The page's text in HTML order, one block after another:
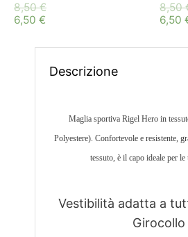
8,50€
6,50 €
8,50
6,50
Descrizione
Maglia sportiva Rigel Hero in
Polyestere). Confortevole e resistente,
tessuto, è il capo ideale per le
Vestibilità adatta a
Girocollo